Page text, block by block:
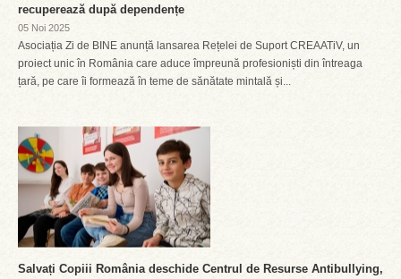
recuperează după dependențe
05 Noi 2025
Asociația Zi de BINE anunță lansarea Rețelei de Suport CREAATiV, un
proiect unic în România care aduce împreună profesioniști din întreaga
țară, pe care îi formează în teme de sănătate mintală și...
Salvați Copiii România deschide Centrul de Resurse Antibullying,